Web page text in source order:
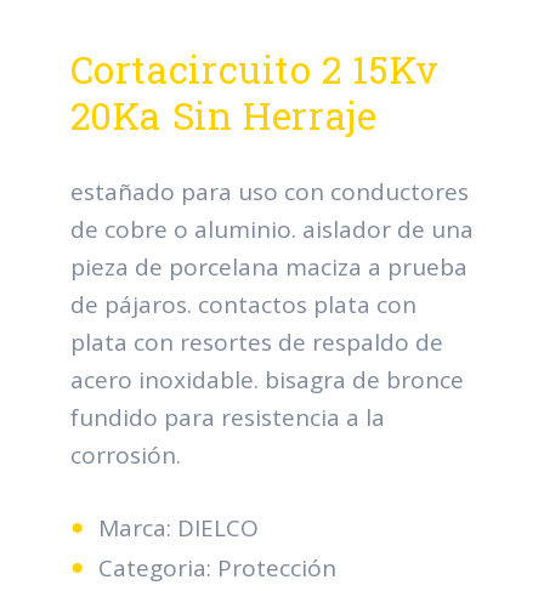
Cortacircuito 2 15Kv
20Ka Sin Herraje
estañado para uso con conductores
de cobre o aluminio. aislador de una
pieza de porcelana maciza a prueba
de pájaros. contactos plata con
plata con resortes de respaldo de
acero inoxidable. bisagra de bronce
fundido para resistencia a la
corrosión.
Marca: DIELCO
Categoria: Protección